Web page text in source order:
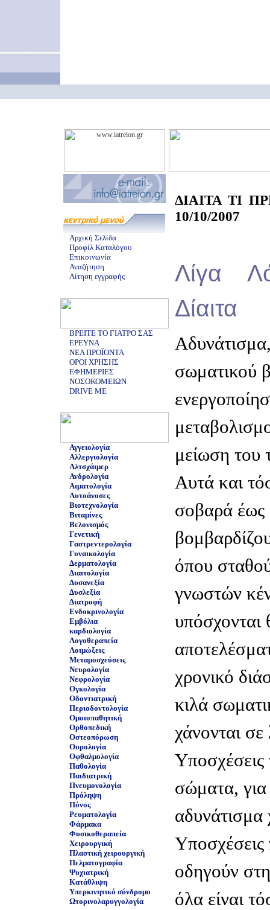
Αρχική Σελίδα
Προφίλ Καταλόγου
Επικοινωνία
Αναζήτηση
Αίτηση εγγραφής
ΒΡΕΙΤΕ ΤΟ ΓΙΑΤΡΟ ΣΑΣ
ΕΡΕΥΝΑ
ΝΕΑ ΠΡΟΪΟΝΤΑ
ΟΡΟΙ ΧΡΗΣΗΣ
ΕΦΗΜΕΡΙΕΣ
ΝΟΣΟΚΟΜΕΙΩΝ
DRIVE ME
Αγγειολογία
Αλλεργιολογία
Αλτσχάιμερ
Ανδρολογία
Αιματολογία
Αυτοάνοσες
Βιοτεχνολογία
Βιταμίνες
Βελονισμός
Γενετική
Γαστρεντερολογία
Γυναικολογία
Δερματολογία
Διαιτολογία
Δυσανεξία
Δυσλεξία
Διατροφή
Ενδοκρινολογία
Εμβόλια
καρδιολογία
Λογοθεραπεία
Λοιμώξεις
Μεταμοσχεύσεις
Νευρολογία
Νεφρολογία
Ογκολογία
Οδοντιατρική
Περιοδοντολογία
Ομοιοπαθητική
Ορθοπεδική
Οστεοπόρωση
Ουρολογία
Οφθαλμολογία
Παθολογία
Παιδιατρική
Πνευμονολογία
Πρόληψη
Πόνος
Ρευματολογία
Φάρμακα
Φυσικοθεραπεία
Χειρουργική
Πλαστική χειρουργική
Πελματογραφία
Ψυχιατρική
Κατάθλιψη
Υπερκινητικό σύνδρομο
Ωτορινολαρυγγολογία
ΔΙΑΙΤΑ ΤΙ
10/10/2007
Λίγα
Δίαιτα
σωματικού
μείωση του
Aυτά και
σοβαρά έως
όπου
γνωστών
υπόσχονται
χρονικό
κιλά
χάνονται σε
σώματα, για
οδηγούν
όλα είναι